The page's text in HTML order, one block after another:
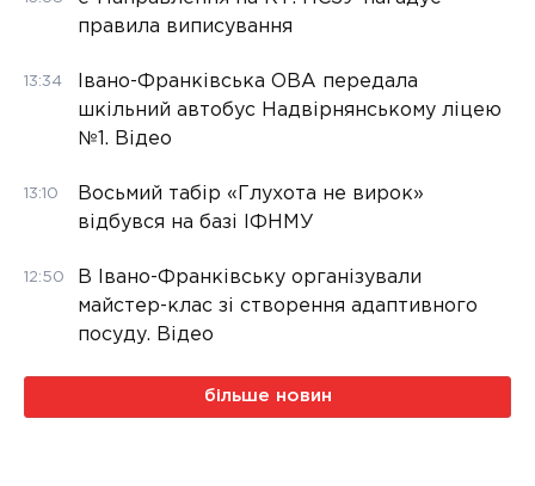
правила виписування
13:34
Івано-Франківська ОВА передала
шкільний автобус Надвірнянському ліцею
№1. Відео
13:10
Восьмий табір «Глухота не вирок»
відбувся на базі ІФНМУ
12:50
В Івано-Франківську організували
майстер-клас зі створення адаптивного
посуду. Відео
більше новин